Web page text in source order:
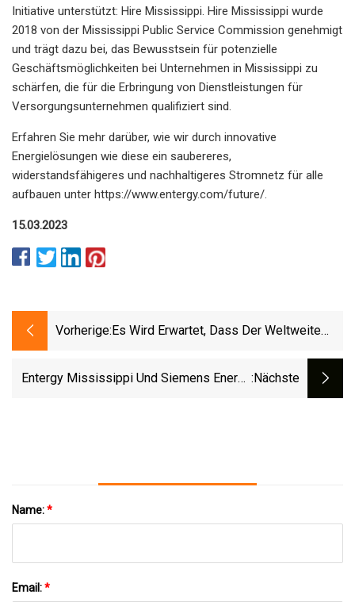
Initiative unterstützt: Hire Mississippi. Hire Mississippi wurde
2018 von der Mississippi Public Service Commission genehmigt
und trägt dazu bei, das Bewusstsein für potenzielle
Geschäftsmöglichkeiten bei Unternehmen in Mississippi zu
schärfen, die für die Erbringung von Dienstleistungen für
Versorgungsunternehmen qualifiziert sind.
Erfahren Sie mehr darüber, wie wir durch innovative
Energielösungen wie diese ein saubereres,
widerstandsfähigeres und nachhaltigeres Stromnetz für alle
aufbauen unter https://www.entergy.com/future/.
15.03.2023
Vorherige: Es Wird Erwartet, Dass Der Weltweite
Ein Volumen Von 5,7 Milliarden US-Dollar
Entergy Mississippi Und Siemens Energy :nächste
Name:*
Email:*